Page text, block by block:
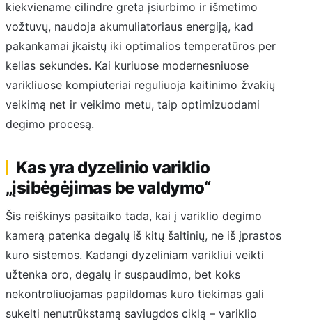
kiekviename cilindre greta įsiurbimo ir išmetimo
vožtuvų, naudoja akumuliatoriaus energiją, kad
pakankamai įkaistų iki optimalios temperatūros per
kelias sekundes. Kai kuriuose modernesniuose
varikliuose kompiuteriai reguliuoja kaitinimo žvakių
veikimą net ir veikimo metu, taip optimizuodami
degimo procesą.
Kas yra dyzelinio variklio
„įsibėgėjimas be valdymo“
Šis reiškinys pasitaiko tada, kai į variklio degimo
kamerą patenka degalų iš kitų šaltinių, ne iš įprastos
kuro sistemos. Kadangi dyzeliniam varikliui veikti
užtenka oro, degalų ir suspaudimo, bet koks
nekontroliuojamas papildomas kuro tiekimas gali
sukelti nenutrūkstamą saviugdos ciklą – variklio